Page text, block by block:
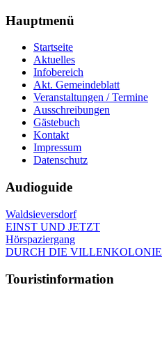
Hauptmenü
Startseite
Aktuelles
Infobereich
Akt. Gemeindeblatt
Veranstaltungen / Termine
Ausschreibungen
Gästebuch
Kontakt
Impressum
Datenschutz
Audioguide
Waldsieversdorf
EINST UND JETZT
Hörspaziergang
DURCH DIE VILLENKOLONIE
Touristinformation